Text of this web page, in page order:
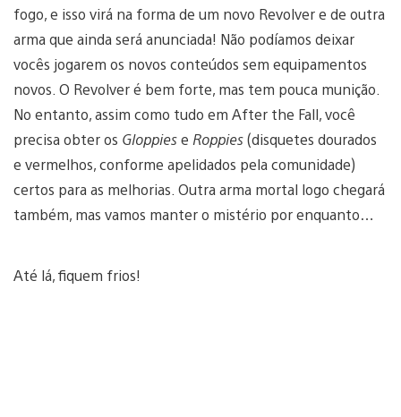
fogo, e isso virá na forma de um novo Revolver e de outra
arma que ainda será anunciada! Não podíamos deixar
vocês jogarem os novos conteúdos sem equipamentos
novos. O Revolver é bem forte, mas tem pouca munição.
No entanto, assim como tudo em After the Fall, você
precisa obter os Gloppiese Roppies(disquetes dourados
e vermelhos, conforme apelidados pela comunidade)
certos para as melhorias. Outra arma mortal logo chegará
também, mas vamos manter o mistério por enquanto…
Até lá, fiquem frios!